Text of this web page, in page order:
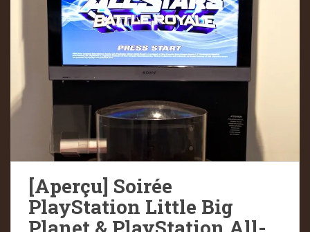
[Aperçu] Soirée
PlayStation Little Big